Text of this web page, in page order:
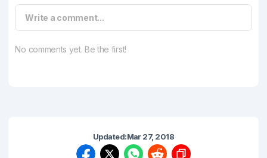
Write a comment...
No comments yet. Be the first!
Updated:Mar 27, 2018